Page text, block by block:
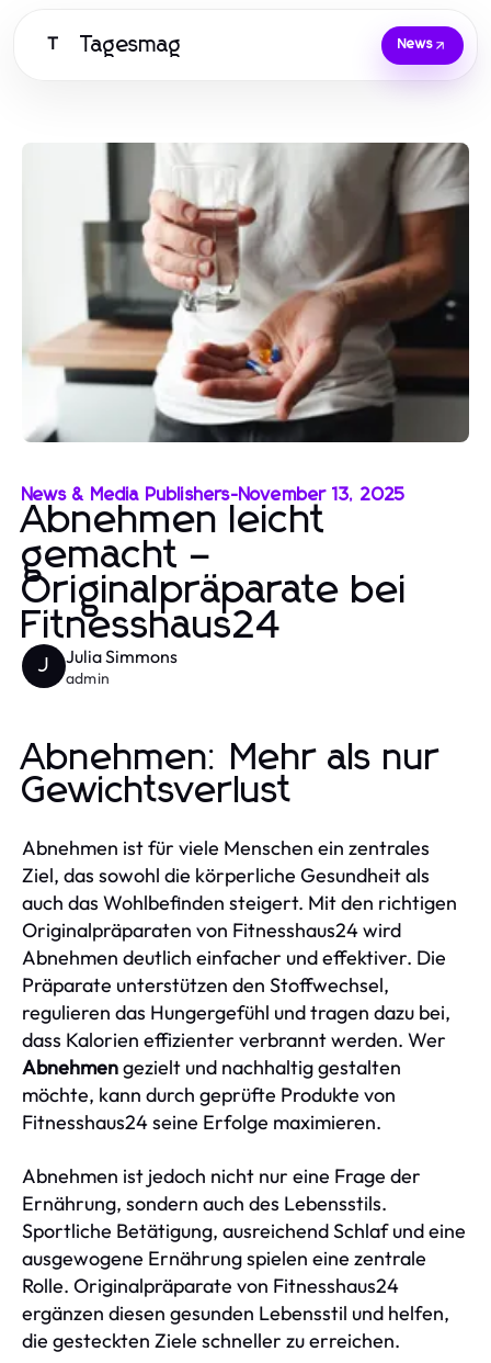
T Tagesmag News
News & Media Publishers-November 13, 2025
Abnehmen leicht
gemacht –
Originalpräparate bei
Fitnesshaus24
J Julia Simmons
admin
Abnehmen: Mehr als nur
Gewichtsverlust
Abnehmen ist für viele Menschen ein zentrales
Ziel, das sowohl die körperliche Gesundheit als
auch das Wohlbefinden steigert. Mit den richtigen
Originalpräparaten von Fitnesshaus24 wird
Abnehmen deutlich einfacher und effektiver. Die
Präparate unterstützen den Stoffwechsel,
regulieren das Hungergefühl und tragen dazu bei,
dass Kalorien effizienter verbrannt werden. Wer
Abnehmengezielt und nachhaltig gestalten
möchte, kann durch geprüfte Produkte von
Fitnesshaus24 seine Erfolge maximieren.
Abnehmen ist jedoch nicht nur eine Frage der
Ernährung, sondern auch des Lebensstils.
Sportliche Betätigung, ausreichend Schlaf und eine
ausgewogene Ernährung spielen eine zentrale
Rolle. Originalpräparate von Fitnesshaus24
ergänzen diesen gesunden Lebensstil und helfen,
die gesteckten Ziele schneller zu erreichen.